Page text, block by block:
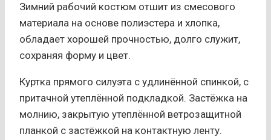
Зимний рабочий костюм отшит из смесового
материала на основе полиэстера и хлопка,
обладает хорошей прочностью, долго служит,
сохраняя форму и цвет.
Куртка прямого силуэта с удлинённой спинкой, с
притачной утеплённой подкладкой. Застёжка на
молнию, закрытую утеплённой ветрозащитной
планкой с застёжкой на контактную ленту.